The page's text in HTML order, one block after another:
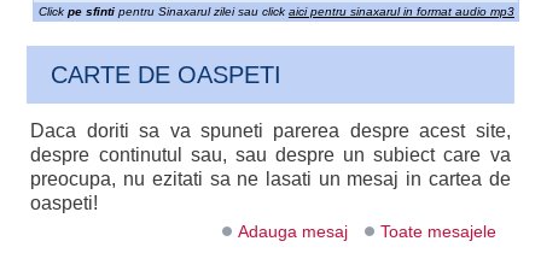
Click pe sfintipentru Sinaxarul zilei sau click aici pentru sinaxarul in format audio mp3
CARTE DE OASPETI
Daca doriti sa va spuneti parerea despre acest site,
despre continutul sau, sau despre un subiect care va
preocupa, nu ezitati sa ne lasati un mesaj in cartea de
oaspeti!
Adauga mesaj Toate mesajele